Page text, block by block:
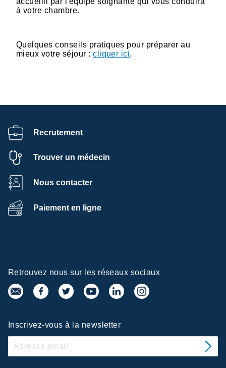
à votre chambre.
Quelques conseils pratiques pour préparer au
mieux votre séjour :cliquer ici.
Recrutement
Trouver un médecin
Nous contacter
Paiement en ligne
Retrouvez nous sur les réseaux sociaux
Inscrivez-vous à la newsletter
de
de la confidentialité